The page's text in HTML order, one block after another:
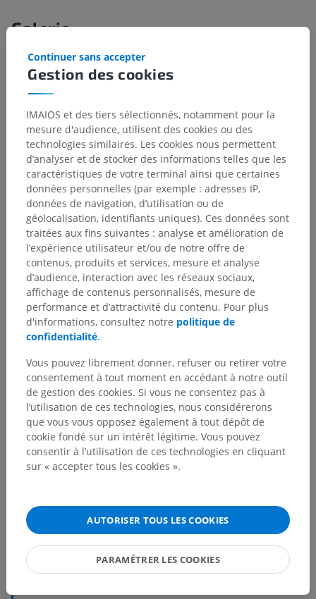
Galerie
Hiérarchie anatomique
Gestion des cookies
Continuer sans accepter
IMAIOS et des tiers sélectionnés, notamment pour la
mesure d'audience, utilisent des cookies ou des
technologies similaires. Les cookies nous permettent
d’analyser et de stocker des informations telles que les
caractéristiques de votre terminal ainsi que certaines
données personnelles (par exemple : adresses IP,
données de navigation, d’utilisation ou de
géolocalisation, identifiants uniques). Ces données sont
traitées aux fins suivantes : analyse et amélioration de
l’expérience utilisateur et/ou de notre offre de
contenus, produits et services, mesure et analyse
d’audience, interaction avec les réseaux sociaux,
affichage de contenus personnalisés, mesure de
performance et d’attractivité du contenu. Pour plus
d'informations, consultez notre politique de
confidentialité.
Vous pouvez librement donner, refuser ou retirer votre
consentement à tout moment en accédant à notre outil
de gestion des cookies. Si vous ne consentez pas à
l’utilisation de ces technologies, nous considérerons
que vous vous opposez également à tout dépôt de
cookie fondé sur un intérêt légitime. Vous pouvez
consentir à l’utilisation de ces technologies en cliquant
sur « accepter tous les cookies ».
AUTORISER TOUS LES COOKIES
PARAMÉTRER LES COOKIES